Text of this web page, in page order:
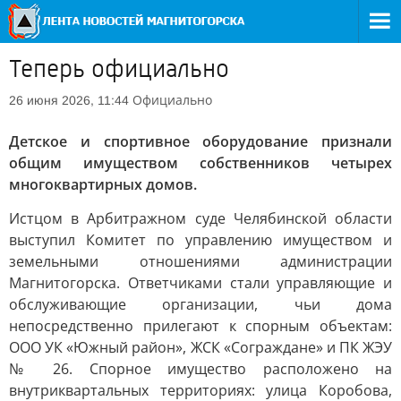
Теперь официально
26 июня 2026, 11:44 Официально
Детское и спортивное оборудование признали
общим имуществом собственников четырех
многоквартирных домов.
Истцом в Арбитражном суде Челябинской области
выступил Комитет по управлению имуществом и
земельными отношениями администрации
Магнитогорска. Ответчиками стали управляющие и
обслуживающие организации, чьи дома
непосредственно прилегают к спорным объектам:
ООО УК «Южный район», ЖСК «Сограждане» и ПК ЖЭУ
№ 26. Спорное имущество расположено на
внутриквартальных территориях: улица Коробова,